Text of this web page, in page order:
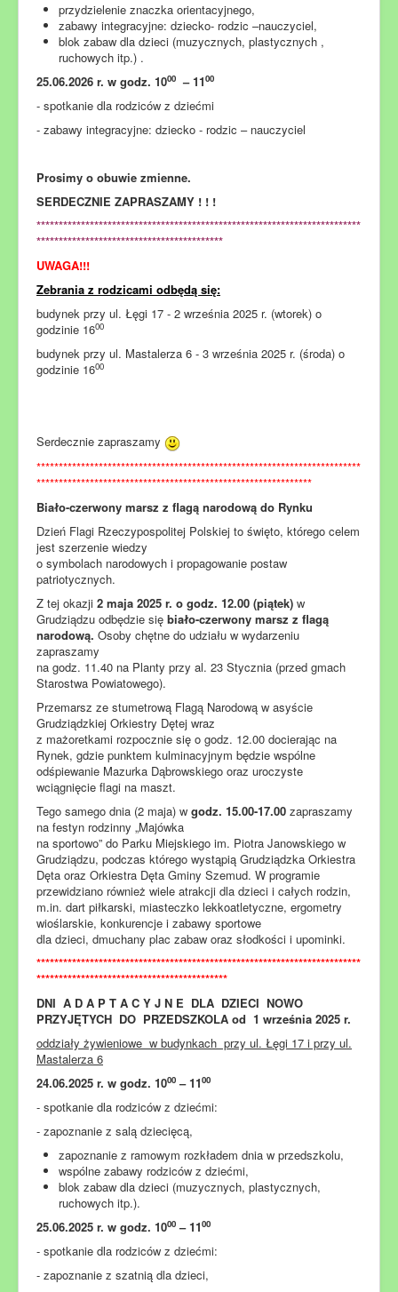
przydzielenie znaczka orientacyjnego,
zabawy integracyjne: dziecko- rodzic –nauczyciel,
blok zabaw dla dzieci (muzycznych, plastycznych ,
ruchowych itp.) .
25.06.2026 r. w godz. 1000 – 1100
- spotkanie dla rodziców z dziećmi
- zabawy integracyjne: dziecko - rodzic – nauczyciel
Prosimy o obuwie zmienne.
SERDECZNIE ZAPRASZAMY ! ! !
*************************************************************************
******************************************
UWAGA!!!
Zebrania z rodzicami odbędą się:
budynek przy ul. Łęgi 17 - 2 września 2025 r. (wtorek) o
godzinie 1600
budynek przy ul. Mastalerza 6 - 3 września 2025 r. (środa) o
godzinie 1600
Serdecznie zapraszamy
*************************************************************************
**************************************************************
Biało-czerwony marsz z flagą narodową do Rynku
Dzień Flagi Rzeczypospolitej Polskiej to święto, którego celem
jest szerzenie wiedzy
o symbolach narodowych i propagowanie postaw
patriotycznych.
Z tej okazji 2 maja 2025 r. o godz. 12.00 (piątek) w
Grudziądzu odbędzie się biało-czerwony marsz z flagą
narodową. Osoby chętne do udziału w wydarzeniu
zapraszamy
na godz. 11.40 na Planty przy al. 23 Stycznia (przed gmach
Starostwa Powiatowego).
Przemarsz ze stumetrową Flagą Narodową w asyście
Grudziądzkiej Orkiestry Dętej wraz
z mażoretkami rozpocznie się o godz. 12.00 docierając na
Rynek, gdzie punktem kulminacyjnym będzie wspólne
odśpiewanie Mazurka Dąbrowskiego oraz uroczyste
wciągnięcie flagi na maszt.
Tego samego dnia (2 maja) w godz. 15.00-17.00 zapraszamy
na festyn rodzinny „Majówka
na sportowo” do Parku Miejskiego im. Piotra Janowskiego w
Grudziądzu, podczas którego wystąpią Grudziądzka Orkiestra
Dęta oraz Orkiestra Dęta Gminy Szemud. W programie
przewidziano również wiele atrakcji dla dzieci i całych rodzin,
m.in. dart piłkarski, miasteczko lekkoatletyczne, ergometry
wioślarskie, konkurencje i zabawy sportowe
dla dzieci, dmuchany plac zabaw oraz słodkości i upominki.
*************************************************************************
*******************************************
DNI A D A P T A C Y J N E DLA DZIECI NOWO
PRZYJĘTYCH DO PRZEDSZKOLA od 1 września 2025 r.
oddziały żywieniowe w budynkach przy ul. Łęgi 17 i przy ul.
Mastalerza 6
24.06.2025 r. w godz. 1000 – 1100
- spotkanie dla rodziców z dziećmi:
- zapoznanie z salą dziecięcą,
zapoznanie z ramowym rozkładem dnia w przedszkolu,
wspólne zabawy rodziców z dziećmi,
blok zabaw dla dzieci (muzycznych, plastycznych,
ruchowych itp.).
25.06.2025 r. w godz. 1000 – 1100
- spotkanie dla rodziców z dziećmi:
- zapoznanie z szatnią dla dzieci,